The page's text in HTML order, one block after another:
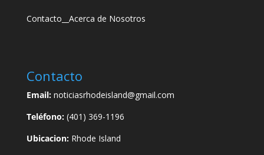
Contacto Acerca de Nosotros
Contacto
Email:noticiasrhodeisland@gmail.com
Teléfono:(401) 369-1196
Ubicacion:Rhode Island